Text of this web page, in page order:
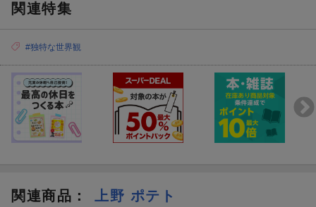
関連特集
#独特な世界観
関連商品 ： 上野 ポテト